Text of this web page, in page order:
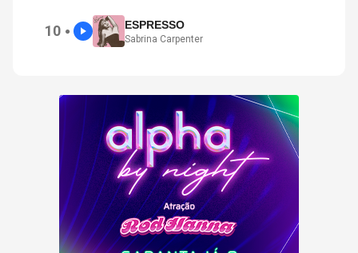
10 ● ESPRESSO
Sabrina Carpenter